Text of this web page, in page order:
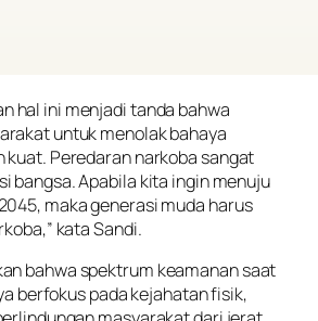
hal ini menjadi tanda bahwa
untuk menolak bahaya
kuat. Peredaran narkoba sangat
bangsa. Apabila kita ingin menuju
maka generasi muda harus
kata Sandi.
bahwa spektrum keamanan saat
berfokus pada kejahatan fisik,